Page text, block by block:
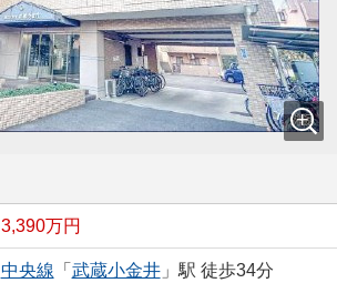
3,390万円
中央線 「 武蔵小金井」駅 徒歩34分